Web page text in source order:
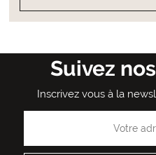
Suivez
Inscrivez vous à la